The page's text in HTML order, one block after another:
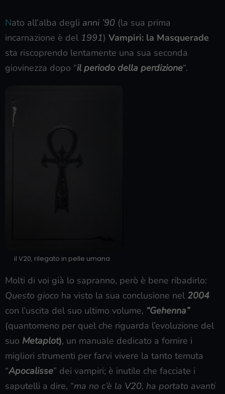
Nato all’alba degli anni ’90 (la sua prima
incarnazione è del 1991) Vampiri: la Masquerade
sta riscoprendo lentamente una sua seconda
giovinezza dopo “il periodo della perdizione“.
il V20, rilegato in pelle umana
Molti di voi già lo sapranno, però è bene ribadirlo:
Questo gioco ha visto la sua conclusione nel 2004
con l’uscita del suo ultimo volume, “Gehenna”
(quantomeno per quel che riguarda l’evoluzione del
suo Metaplot), un manuale dedicato a fornire i
migliori strumenti per farvi vivere la tanto temuta
“Apocalisse” dei vampiri; è inutile che facciate i
saputelli a dire, “ma no c’è la V20, ha portato avanti